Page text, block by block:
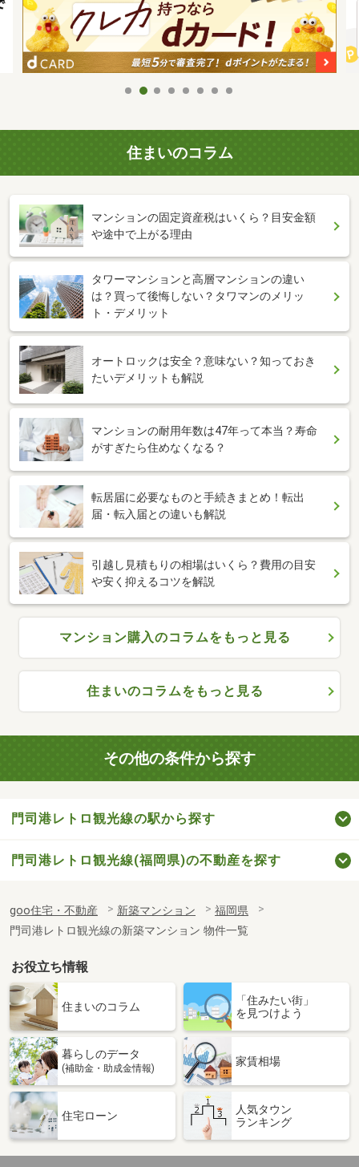
住まいのコラム
マンションの固定資産税はいくら？目安金額
や途中で上がる理由
タワーマンションと高層マンションの違い
は？買って後悔しない？タワマンのメリッ
ト・デメリット
オートロックは安全？意味ない？知っておき
たいデメリットも解説
マンションの耐用年数は47年って本当？寿命
がすぎたら住めなくなる？
転居届に必要なものと手続きまとめ！転出
届・転入届との違いも解説
引越し見積もりの相場はいくら？費用の目安
や安く抑えるコツを解説
マンション購入のコラムをもっと見る
住まいのコラムをもっと見る
その他の条件から探す
門司港レトロ観光線の駅から探す
門司港レトロ観光線(福岡県)の不動産を探す
goo住宅・不動産 新築マンション
福岡県
門司港レトロ観光線の新築マンション 物件一覧
お役立ち情報
住まいのコラム
「住みたい街」
を見つけよう
暮らしのデータ
(補助金・助成金情報)
家賃相場
住宅ローン
人気タウン
ランキング